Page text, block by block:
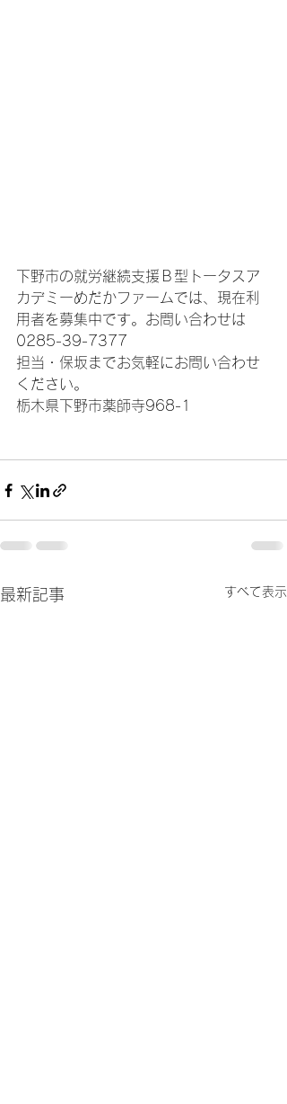
下野市の就労継続支援Ｂ型トータスア
カデミーめだかファームでは、現在利
用者を募集中です。お問い合わせは
0285-39-7377
担当・保坂までお気軽にお問い合わせ
ください。
栃木県下野市薬師寺968-1
最新記事 すべて表示